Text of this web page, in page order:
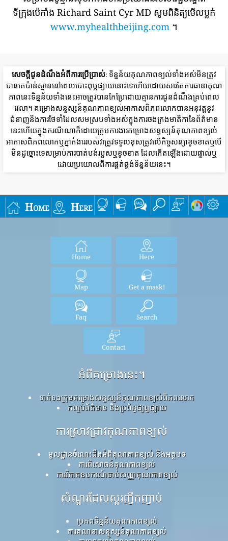
ទីក្រុងប៉េកាំង Richard Saint Cyr MD សូមពិនិត្យមើលប្លក់
www.myhealthbeijing.com ។
សេចក្តីជូនដំណឹងអំពីការប្រើប្រាស់: ទិន្នន័យគុណភាពខ្យល់ទាំងអស់មិនត្រូវ
បានគេប៉ាន់ស្មាននៅពេលបោះពុម្ភផ្សាយនោះទេហើយដោយសារតែការធានាគុណ
ភាពនេះទិន្នន័យទាំងនេះអាចត្រូវបានកែប្រែដោយគ្មានការជូនដំណឹងគ្រប់ពេល
វេលា។ គម្រោងសន្ទស្សន៍គុណភាពខ្យល់អាកាសពិភពលោកបានអនុវត្តនូវ
ជំនាញនិងការថែទាំដែលសមស្របទាំងអស់ក្នុងការចងក្រងមាតិកានៃព័ត៌មាន
នេះហើយក្នុងករណីណាក៏ដោយក្រុមការងារគម្រោងសន្ទស្សន៍គុណភាពខ្យល់
អាកាសពិភពលោកឬភ្នាក់ងាររបស់វាត្រូវទទួលខុសត្រូវលើកិច្ចសន្យាខូចខាតឬបើ
មិនដូច្នោះទេសម្រាប់ការបាត់បង់របួសឬខូចខាត ដែលកើតឡើងដោយផ្ទាល់ឬ
ដោយប្រយោលពីការផ្គត់ផ្គង់ទិន្នន័យនេះ។
Home Here
Home Here
Map Get a mask!
Faq Search
Contact
អំពីគម្រោងនេះ។
ទាក់ទងក្រុមគម្រោងសន្ទស្សន៍គុណភាពខ្យល់ពិភពលោក
កញ្ចប់ព័ត៌មាន និងប្រព័ន្ធផ្សព្វផ្សាយ
ការស្រាវជ្រាវគុណភាពខ្យល់
មូលដ្ឋានចំណេះដឹងអំពីគុណភាពខ្យល់ និងអត្ថបទ
ការពិសោធន៍គុណភាពខ្យល់
ការវិភាគឧបករណ៍ចាប់សញ្ញាគុណភាពខ្យល់
សំណួរដែលសួរញឹកញាប់
ប្រភពទិន្នន័យគុណភាពខ្យល់
ការគណនាសន្ទស្សន៍គុណភាពខ្យល់